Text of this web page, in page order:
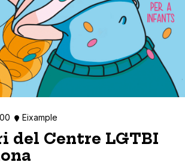
Eixample
del Centre LGTBI